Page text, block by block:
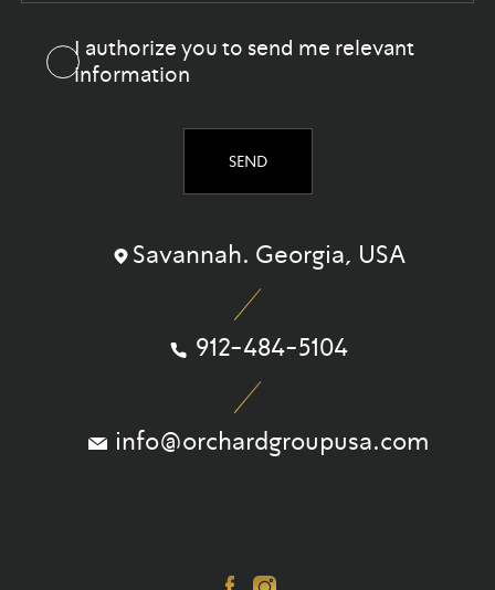
I authorize you to send me relevant
information
Savannah. Georgia, USA
912-484-5104
info@orchardgroupusa.com